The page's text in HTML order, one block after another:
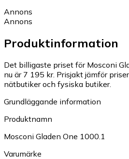
Annons
Annons
Produktinformation
Det billigaste priset för Mosconi
nu är 7 195 kr. Prisjakt jämför
nätbutiker och fysiska butiker.
Grundläggande information
Produktnamn
Mosconi Gladen One 1000.1
Varumärke